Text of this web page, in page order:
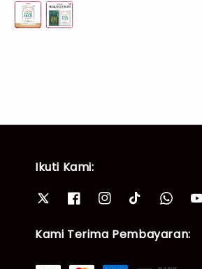
Ikuti Kami:
Kami Terima Pembayaran: